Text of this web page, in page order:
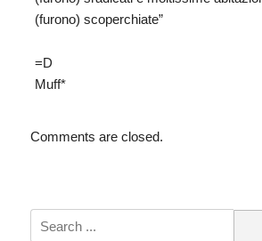
(furono) scoperchiate”
=D
Muff*
Comments are closed.
Search